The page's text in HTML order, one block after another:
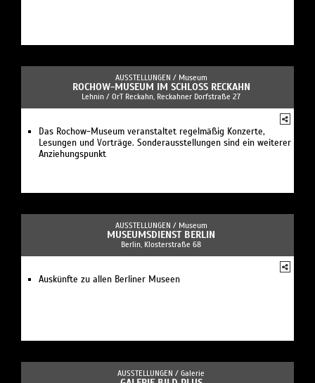
AUSSTELLUNGEN / Museum
ROCHOW-MUSEUM IM SCHLOSS RECKAHN
Lehnin / OrT Reckahn, Reckahner Dorfstraße 27
Das Rochow-Museum veranstaltet regelmäßig Konzerte,
Lesungen und Vorträge. Sonderausstellungen sind ein weiterer
Anziehungspunkt
AUSSTELLUNGEN / Museum
MUSEUMSDIENST BERLIN
Berlin, Klosterstraße 68
Auskünfte zu allen Berliner Museen
AUSSTELLUNGEN / Galerie